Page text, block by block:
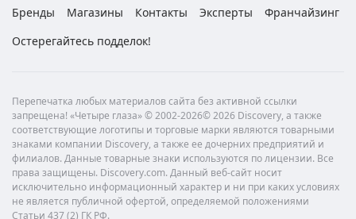
Бренды
Магазины Контакты Эксперты
Франчайзинг
Остерегайтесь подделок!
Перепечатка любых материалов сайта без активной ссылки
запрещена! «Четыре глаза» © 2002-2026© 2026 Discovery, а также
соответствующие логотипы и торговые марки являются товарными
знаками компании Discovery, а также ее дочерних предприятий и
филиалов. Данные товарные знаки используются по лицензии. Все
права защищены. Discovery.com. Данный веб-сайт носит
исключительно информационный характер и ни при каких условиях
не является публичной офертой, определяемой положениями
Статьи 437 (2) ГК РФ.